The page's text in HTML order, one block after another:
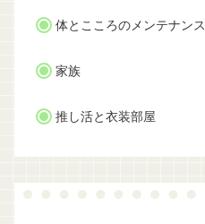
体とこころのメンテナンス
家族
推し活と衣装部屋